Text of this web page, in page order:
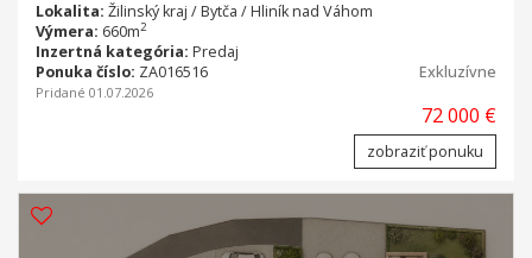
Lokalita: Žilinský kraj / Bytča / Hliník nad Váhom
Výmera: 660m2
Inzertná kategória: Predaj
Ponuka číslo: ZA016516 Exkluzívne
Pridané 01.07.2026
72 000 €
zobraziť ponuku